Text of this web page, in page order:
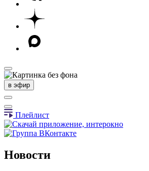
в эфир
Плейлист
Новости